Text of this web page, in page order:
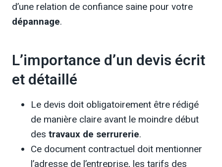
d’une relation de confiance saine pour votre
dépannage.
L’importance d’un devis écrit
et détaillé
Le devis doit obligatoirement être rédigé
de manière claire avant le moindre début
des travaux de serrurerie.
Ce document contractuel doit mentionner
l’adresse de l’entreprise, les tarifs des